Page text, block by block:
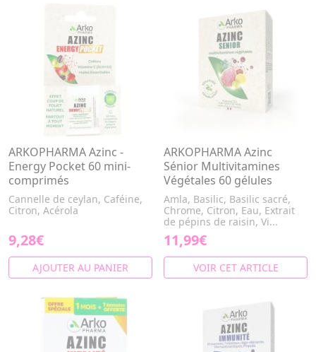
ARKOPHARMA Azinc -
Energy Pocket 60 mini-
comprimés
Cannelle de ceylan, Caféine,
Citron, Acérola
9,28€
AJOUTER AU PANIER
ARKOPHARMA Azinc
Sénior Multivitamines
Végétales 60 gélules
Amla, Basilic, Basilic sacré,
Chrome, Citron, Eau, Extrait
de pépins de raisin, Vi...
11,99€
VOIR CET ARTICLE